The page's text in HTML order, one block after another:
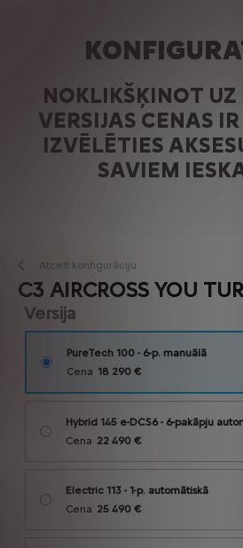
NOKLIKŠĶINOT UZ
VERSIJAS CENAS
IZVĒLĒTIES
SAVIEM